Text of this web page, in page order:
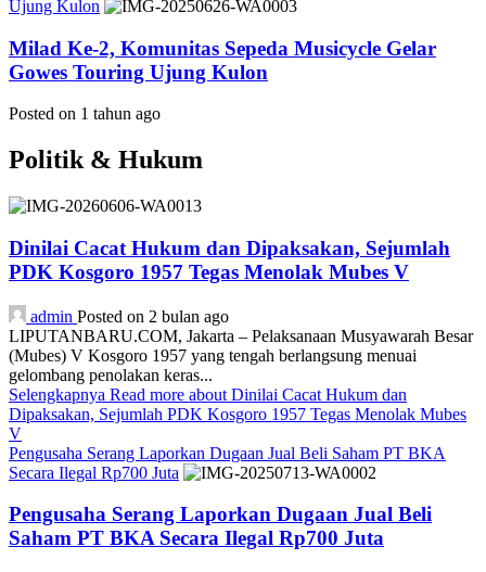
Ujung Kulon
Milad Ke-2, Komunitas Sepeda Musicycle Gelar
Gowes Touring Ujung Kulon
Posted on 1 tahun ago
Politik & Hukum
Dinilai Cacat Hukum dan Dipaksakan, Sejumlah
PDK Kosgoro 1957 Tegas Menolak Mubes V
admin Posted on 2 bulan ago
LIPUTANBARU.COM, Jakarta – Pelaksanaan Musyawarah Besar
(Mubes) V Kosgoro 1957 yang tengah berlangsung menuai
gelombang penolakan keras...
Selengkapnya Read more about Dinilai Cacat Hukum dan
Dipaksakan, Sejumlah PDK Kosgoro 1957 Tegas Menolak Mubes
V
Pengusaha Serang Laporkan Dugaan Jual Beli Saham PT BKA
Secara Ilegal Rp700 Juta
Pengusaha Serang Laporkan Dugaan Jual Beli
Saham PT BKA Secara Ilegal Rp700 Juta